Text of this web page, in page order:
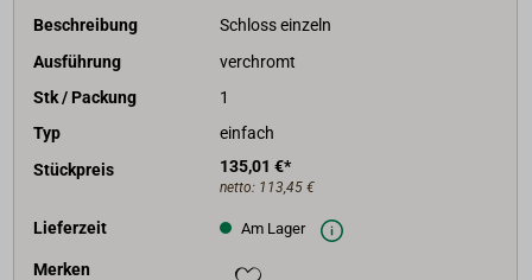
Beschreibung
Schloss einzeln
Ausführung
verchromt
Stk / Packung
1
Typ
einfach
Stückpreis
135,01 €*
netto: 113,45 €
Lieferzeit Am Lager
Merken